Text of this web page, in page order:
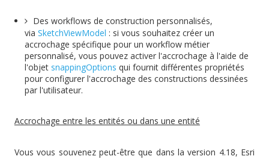
Des workflows de construction personnalisés,
viaSketchViewModel : si vous souhaitez créer un
accrochage spécifique pour un workflow métier
personnalisé, vous pouvez activer l'accrochage à l'aide de
l'objet snappingOptions qui fournit différentes propriétés
pour configurer l'accrochage des constructions dessinées
par l'utilisateur.
Accrochage entre les entités ou dans une entité
Vous vous souvenez peut-être que dans la version 4.18, Esri